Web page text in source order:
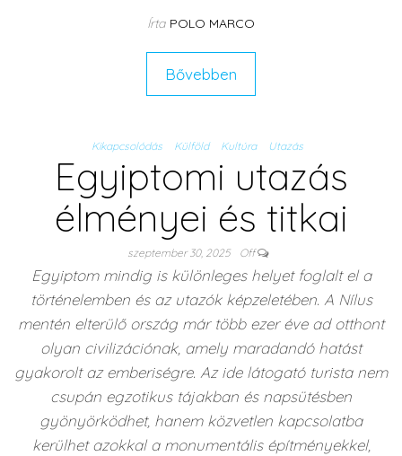
Írta POLO MARCO
Bővebben
Kikapcsolódás Külföld Kultúra Utazás
Egyiptomi utazás
élményei és titkai
szeptember 30, 2025 Off
Egyiptom mindig is különleges helyet foglalt el a
történelemben és az utazók képzeletében. A Nílus
mentén elterülő ország már több ezer éve ad otthont
olyan civilizációnak, amely maradandó hatást
gyakorolt az emberiségre. Az ide látogató turista nem
csupán egzotikus tájakban és napsütésben
gyönyörködhet, hanem közvetlen kapcsolatba
kerülhet azokkal a monumentális építményekkel,